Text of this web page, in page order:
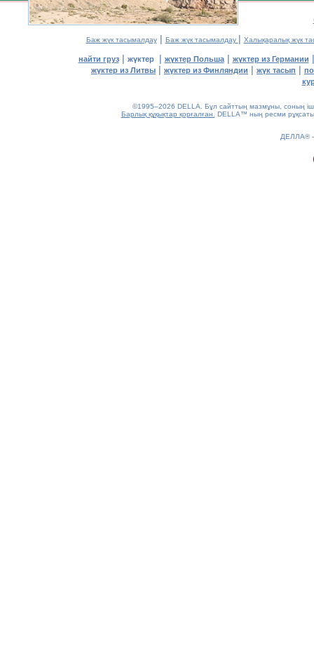
Баж жүк тасымалдау| Баж жүк тасымалдау | Халықаралық жүк
найти груз| жүктер | жүктер Польша| жүктер из Германии
жүктер из Литвы | жүктер из Финляндии | жүк тасып |
©1995–2026 DELLA. Бұл сайттың мазмұны, соның
Барлық құқықтар қорғалған.
DELLA™ ның ресми
ДЕЛЛА®